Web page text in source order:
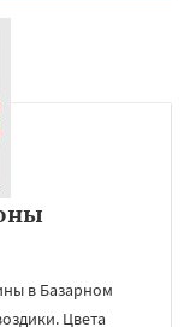
в Базарном
Цвета